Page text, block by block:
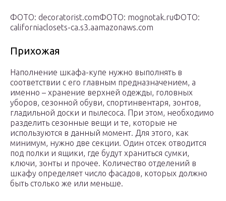
ФОТО: decoratorist.comФОТО: mognotak.ruФОТО:
californiaclosets-ca.s3.aamazonaws.com
Прихожая
Наполнение шкафа-купе нужно выполнять в
соответствии с его главным предназначением, а
именно – хранение верхней одежды, головных
уборов, сезонной обуви, спортинвентаря, зонтов,
гладильной доски и пылесоса. При этом, необходимо
разделить сезонные вещи и те, которые не
используются в данный момент. Для этого, как
минимум, нужно две секции. Один отсек отводится
под полки и ящики, где будут храниться сумки,
ключи, зонты и прочее. Количество отделений в
шкафу определяет число фасадов, которых должно
быть столько же или меньше.